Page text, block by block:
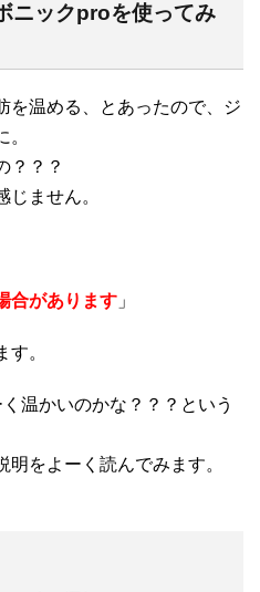
ニックproを使ってみ
を温める、とあったので、ジ
？？？
じません。
合があります 」
。
温かいのかな？？？という
をよーく読んでみます。